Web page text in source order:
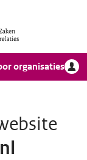
organisaties